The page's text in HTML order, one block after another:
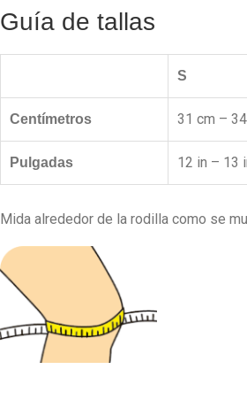
Guía de tallas
S
Centímetros 31 cm –
Pulgadas 12 in – 13
Mida alrededor de la rodilla como se